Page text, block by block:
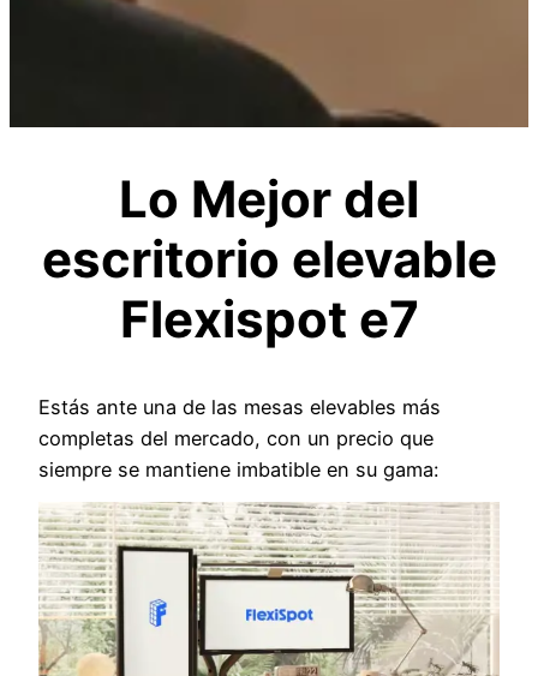
Lo Mejor del
escritorio elevable
Flexispot e7
Estás ante una de las mesas elevables más
completas del mercado, con un precio que
siempre se mantiene imbatible en su gama: